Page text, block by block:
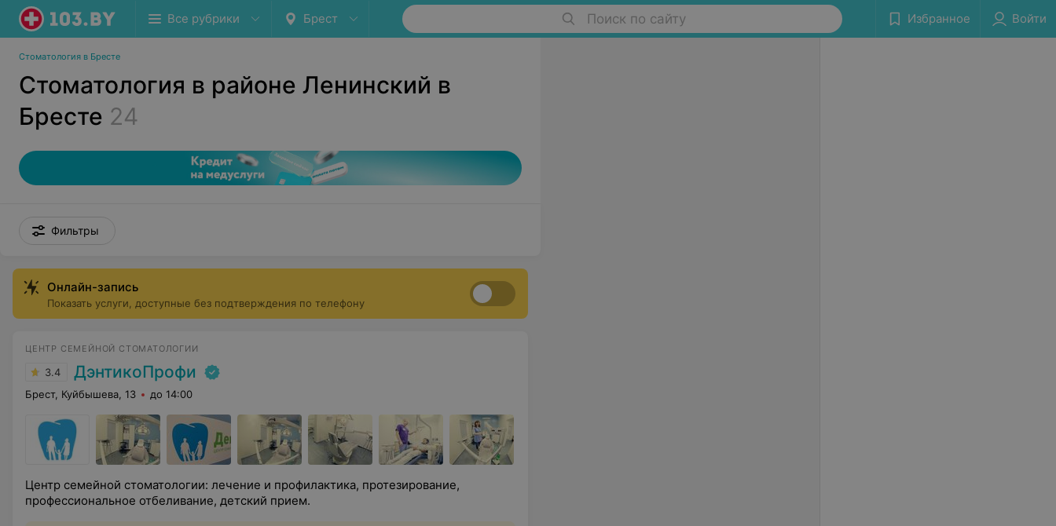
Все рубрики Брест Поиск по сайту Избранное Войти
Стоматология в Бресте
Стоматология в районе Ленинский в
Бресте 24
Фильтры
Онлайн-запись
Показать услуги, доступные без подтверждения по телефону
ЦЕНТР СЕМЕЙНОЙ СТОМАТОЛОГИИ
3.4 ДэнтикоПрофи
Брест, Куйбышева, 13 до 14:00
Центр семейной стоматологии: лечение и профилактика, протезирование,
профессиональное отбеливание, детский прием.